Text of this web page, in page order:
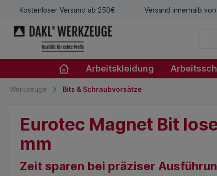
Kostenloser Versand ab 250€ Versand innerhalb
Arbeitskleidung
Werkzeuge Bits & Schraubvorsätze
Eurotec Magnet Bit
mm
Zeit sparen bei präziser